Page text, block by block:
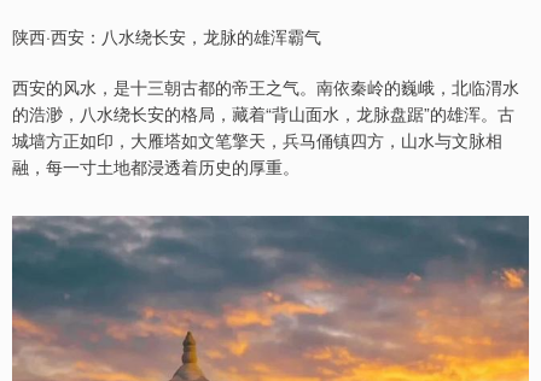
陕西·西安：八水绕长安，龙脉的雄浑霸气
西安的风水，是十三朝古都的帝王之气。南依秦岭的巍峨，北临渭水
的浩渺，八水绕长安的格局，藏着“背山面水，龙脉盘踞”的雄浑。古
城墙方正如印，大雁塔如文笔擎天，兵马俑镇四方，山水与文脉相
融，每一寸土地都浸透着历史的厚重。